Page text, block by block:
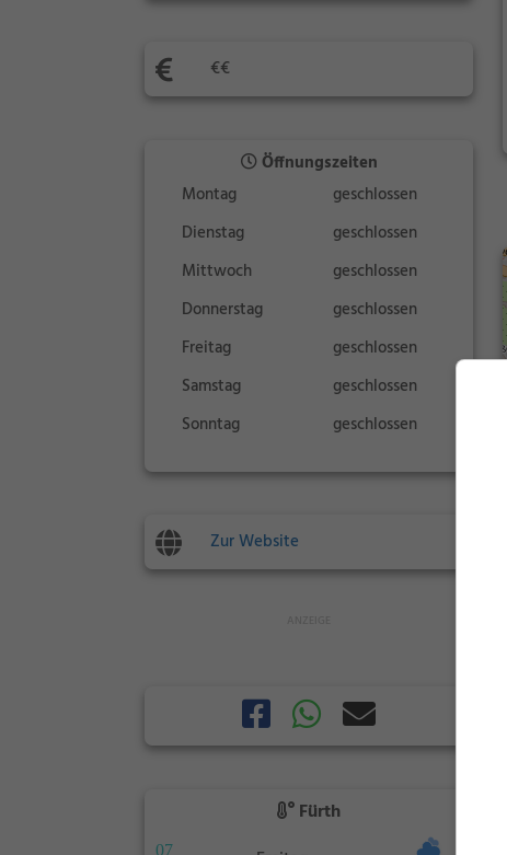
€€
Öffnungszeiten
Montag
geschlossen
Dienstag
geschlossen
Mittwoch
geschlossen
Donnerstag
geschlossen
Freitag
geschlossen
Samstag
geschlossen
Sonntag
geschlossen
Zur Website
Fürth
07